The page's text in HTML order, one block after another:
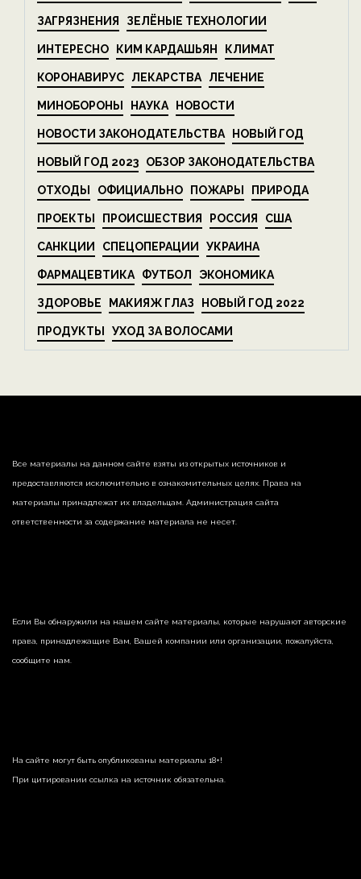
ЗАГРЯЗНЕНИЯ ЗЕЛЁНЫЕ ТЕХНОЛОГИИ
ИНТЕРЕСНО КИМ КАРДАШЬЯН КЛИМАТ
КОРОНАВИРУС ЛЕКАРСТВА ЛЕЧЕНИЕ
МИНОБОРОНЫ НАУКА НОВОСТИ
НОВОСТИ ЗАКОНОДАТЕЛЬСТВА НОВЫЙ ГОД
НОВЫЙ ГОД 2023 ОБЗОР ЗАКОНОДАТЕЛЬСТВА
ОТХОДЫ ОФИЦИАЛЬНО ПОЖАРЫ ПРИРОДА
ПРОЕКТЫ ПРОИСШЕСТВИЯ РОССИЯ США
САНКЦИИ СПЕЦОПЕРАЦИИ УКРАИНА
ФАРМАЦЕВТИКА ФУТБОЛ ЭКОНОМИКА
ЗДОРОВЬЕ МАКИЯЖ ГЛАЗ НОВЫЙ ГОД 2022
ПРОДУКТЫ УХОД ЗА ВОЛОСАМИ
Все материалы на данном сайте взяты из открытых источников и
предоставляются исключительно в ознакомительных целях. Права на
материалы принадлежат их владельцам. Администрация сайта
ответственности за содержание материала не несет.
Если Вы обнаружили на нашем сайте материалы, которые нарушают авторские
права, принадлежащие Вам, Вашей компании или организации, пожалуйста,
сообщите нам.
На сайте могут быть опубликованы материалы 18+!
При цитировании ссылка на источник обязательна.